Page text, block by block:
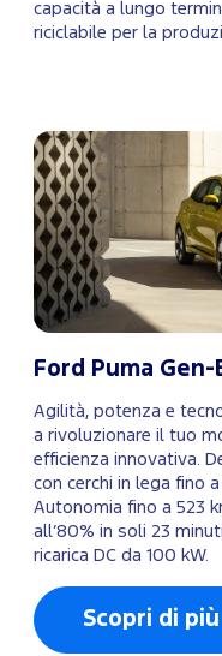
capacità a lungo
riciclabile per la
Ford Puma Gen-
Agilità, potenza e
a rivoluzionare il tuo
efficienza innovativa.
con cerchi in lega fino a
Autonomia fino a 523
all’80% in soli 23
ricarica DC da 100 kW.
Scopri di più